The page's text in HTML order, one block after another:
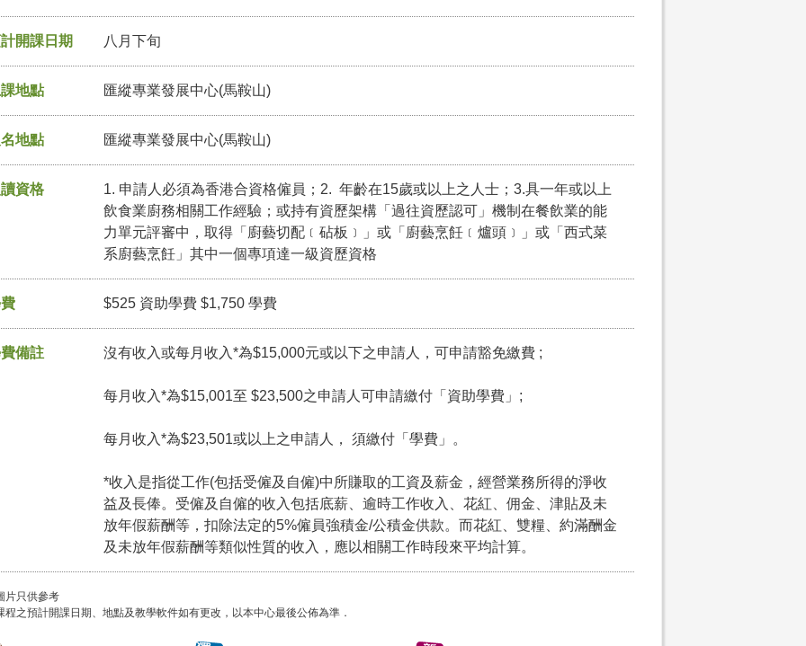
開課日期 八月下旬
地點 匯縱專業發展中心(馬鞍山)
地點 匯縱專業發展中心(馬鞍山)
資格
1. 申請人必須為香港合資格僱員；2. 年齡在15歲或以上之人士；3.具一年或以上
飲食業廚務相關工作經驗；或持有資歷架構「過往資歷認可」機制在餐飲業的能
力單元評審中，取得「廚藝切配﹝砧板﹞」或「廚藝烹飪﹝爐頭﹞」或「西式菜
系廚藝烹飪」其中一個專項達一級資歷資格
$525 資助學費 $1,750 學費
備註 沒有收入或每月收入*為$15,000元或以下之申請人，可申請豁免繳費 ;
每月收入*為$15,001至 $23,500之申請人可申請繳付「資助學費」;
每月收入*為$23,501或以上之申請人， 須繳付「學費」。
*收入是指從工作(包括受僱及自僱)中所賺取的工資及薪金，經營業務所得的淨收
益及長俸。受僱及自僱的收入包括底薪、逾時工作收入、花紅、佣金、津貼及未
放年假薪酬等，扣除法定的5%僱員強積金/公積金供款。而花紅、雙糧、約滿酬金
及未放年假薪酬等類似性質的收入，應以相關工作時段來平均計算。
片只供參考
程之預計開課日期、地點及教學軟件如有更改，以本中心最後公佈為準．